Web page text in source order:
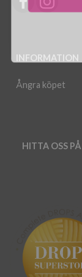
INFORMATION
Ångra köpet
HITTA OSS PÅ